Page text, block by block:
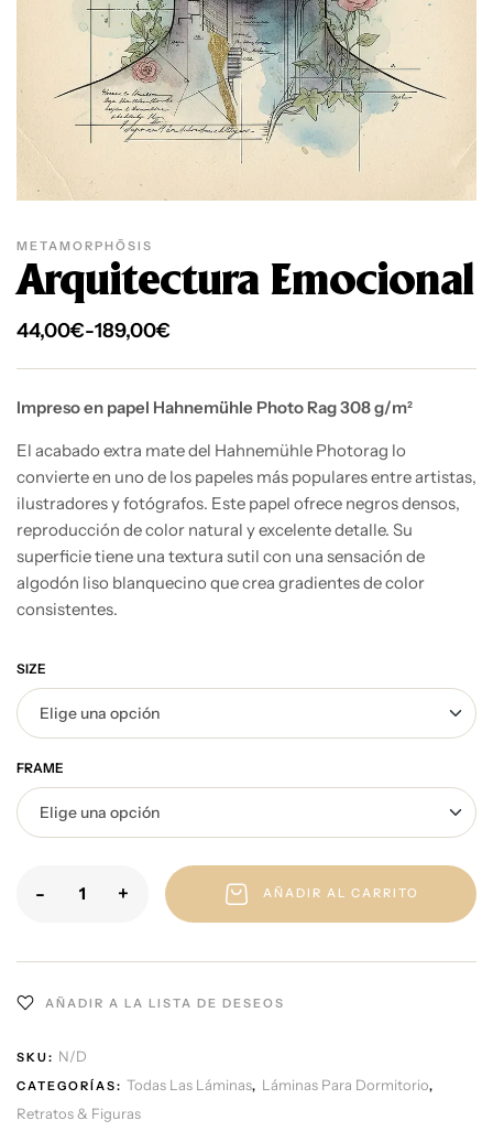
METAMORPHŌSIS
Arquitectura Emocional
44,00€-189,00€
Impreso en papel Hahnemühle Photo Rag 308 g/m²
El acabado extra mate del Hahnemühle Photorag lo
convierte en uno de los papeles más populares entre artistas,
ilustradores y fotógrafos. Este papel ofrece negros densos,
reproducción de color natural y excelente detalle. Su
superficie tiene una textura sutil con una sensación de
algodón liso blanquecino que crea gradientes de color
consistentes.
SIZE
FRAME
- + AÑADIR AL CARRITO
AÑADIR A LA LISTA DE DESEOS
SKU: N/D
CATEGORÍAS: Todas Las Láminas, Láminas Para Dormitorio,
Retratos & Figuras